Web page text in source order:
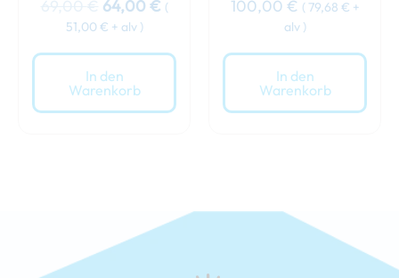
64,00 € (
51,00€ + alv )
In den
Warenkorb
100,00 € ( 79,68 € +
alv )
In den
Warenkorb